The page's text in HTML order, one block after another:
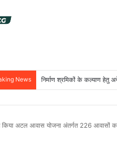
News निर्माण श्रमिकों के कल्याण हेतु
किया अटल आवास योजना अंतर्गत 226 आवासों का